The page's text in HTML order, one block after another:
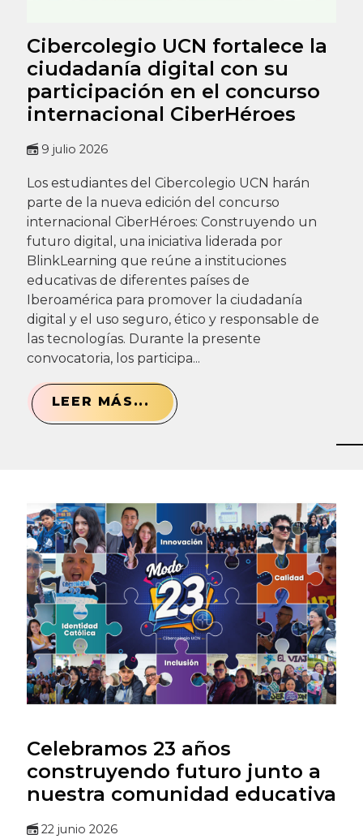
Cibercolegio UCN fortalece la
ciudadanía digital con su
participación en el concurso
internacional CiberHéroes
9 julio 2026
Los estudiantes del Cibercolegio UCN harán
parte de la nueva edición del concurso
internacional CiberHéroes: Construyendo un
futuro digital, una iniciativa liderada por
BlinkLearning que reúne a instituciones
educativas de diferentes países de
Iberoamérica para promover la ciudadanía
digital y el uso seguro, ético y responsable de
las tecnologías. Durante la presente
convocatoria, los participa...
LEER MÁS...
Celebramos 23 años
construyendo futuro junto a
nuestra comunidad educativa
22 junio 2026